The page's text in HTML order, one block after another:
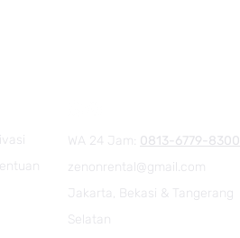
WA 24 Jam: 0813-6779-8300
zenonrental@gmail.com
Jakarta, Bekasi & Tangerang
Selatan